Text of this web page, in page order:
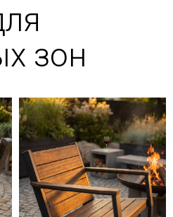
зон